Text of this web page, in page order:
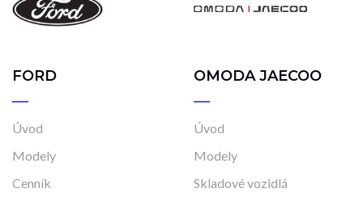
FORD
Úvod
Modely
Cenník
OMODA JAECOO
Úvod
Modely
Skladové vozidlá